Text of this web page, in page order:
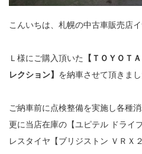
こんいちは、札幌の中古車販売店イ
Ｌ様にご購入頂いた
【ＴＯＹＯＴ
レクション】 を納車させて頂きまし
ご納車前に点検整備を実施し各種
更に当店在庫の【ユピテル ドライ
レスタイヤ【ブリジストン ＶＲＸ